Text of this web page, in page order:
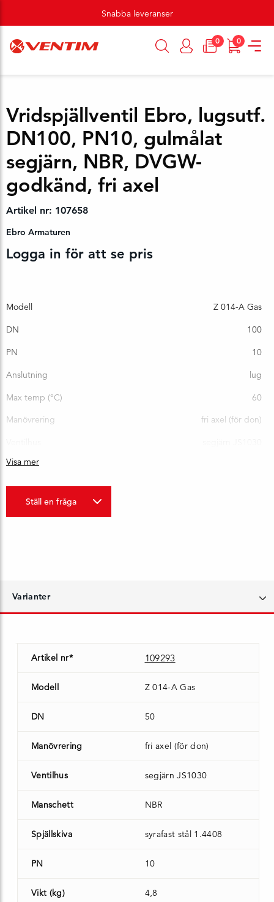
Snabba leveranser
0 0
Vridspjällventil Ebro, lugsutf.
DN100, PN10, gulmålat
segjärn, NBR, DVGW-
godkänd, fri axel
Artikel nr: 107658
Ebro Armaturen
Logga in för att se pris
Modell Z 014-A Gas
DN 100
PN 10
Anslutning lug
Max temp (°C) 60
Manövrering fri axel (för don)
Spjällskiva
Bygglängd (mm)
Visa mer
Ställ en fråga
Varianter
Artikel nr* 109293
Modell Z 014-A Gas
DN 50
Manövrering fri axel (för don)
Ventilhus segjärn JS1030
Manschett NBR
Spjällskiva syrafast stål 1.4408
PN 10
Vikt (kg) 4,8